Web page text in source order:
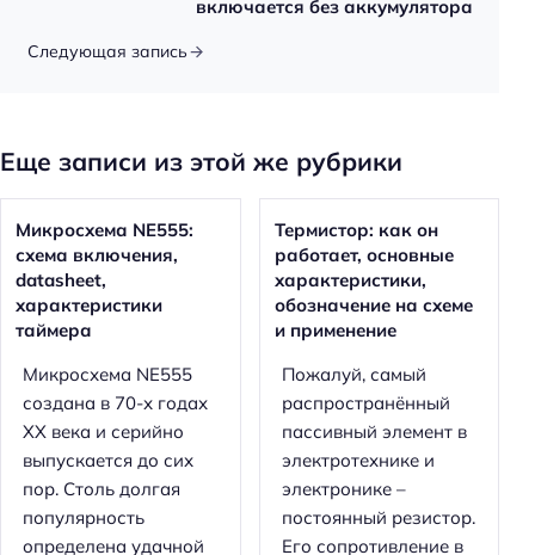
включается без аккумулятора
Следующая запись
Еще записи из этой же рубрики
Микросхема NE555:
схема включения,
datasheet,
характеристики
таймера
Микросхема NE555
создана в 70-х годах
XX века и серийно
выпускается до сих
пор. Столь долгая
популярность
определена удачной
Термистор: как он
работает, основные
характеристики,
обозначение на схеме
и применение
Пожалуй, самый
распространённый
пассивный элемент в
электротехнике и
электронике –
постоянный резистор.
Его сопротивление в